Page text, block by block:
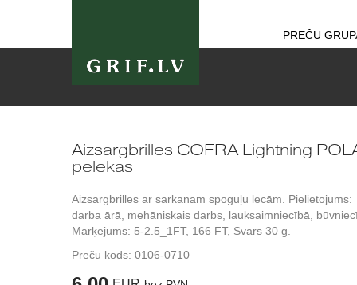
PREČU
Aizsargbrilles COFRA Lightning
pelēkas
Aizsargbrilles ar sarkanam spoguļu lecām. Pielietojums:
darba ārā, mehāniskais darbs, lauksaimniecībā,
Marķējums: 5-2.5_1FT, 166 FT, Svars 30 g.
Preču kods: 0106-0710